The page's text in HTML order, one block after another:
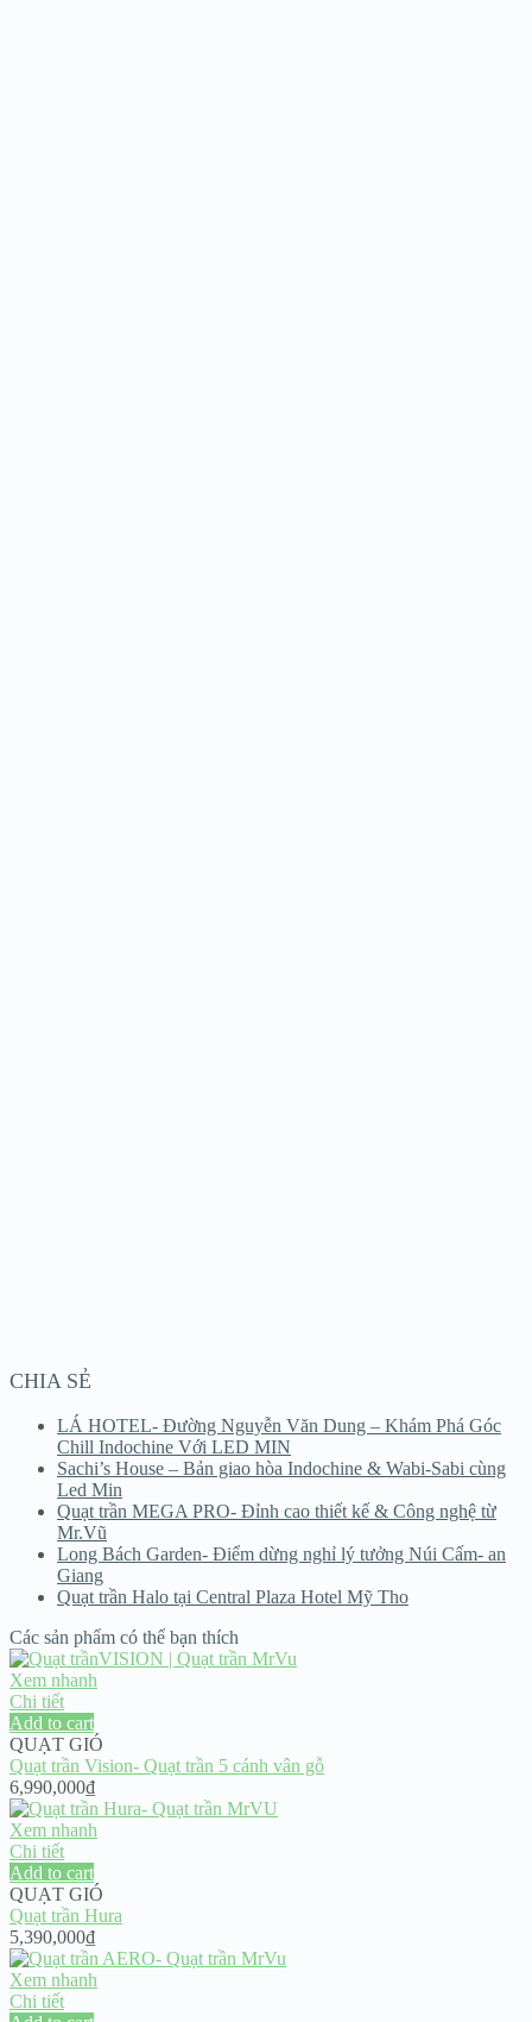
CHIA SẺ
LÁ HOTEL- Đường Nguyễn Văn Dung – Khám Phá Góc
Chill Indochine Với LED MIN
Sachi’s House – Bản giao hòa Indochine & Wabi-Sabi cùng
Led Min
Quạt trần MEGA PRO- Đỉnh cao thiết kế & Công nghệ từ
Mr.Vũ
Long Bách Garden- Điểm dừng nghỉ lý tưởng Núi Cấm- an
Giang
Quạt trần Halo tại Central Plaza Hotel Mỹ Tho
Các sản phẩm có thể bạn thích
Xem nhanh
Chi tiết
Add to cart
QUẠT GIÓ
Quạt trần Vision- Quạt trần 5 cánh vân gỗ
6,990,000₫
Xem nhanh
Chi tiết
Add to cart
QUẠT GIÓ
Quạt trần Hura
5,390,000₫
Xem nhanh
Chi tiết